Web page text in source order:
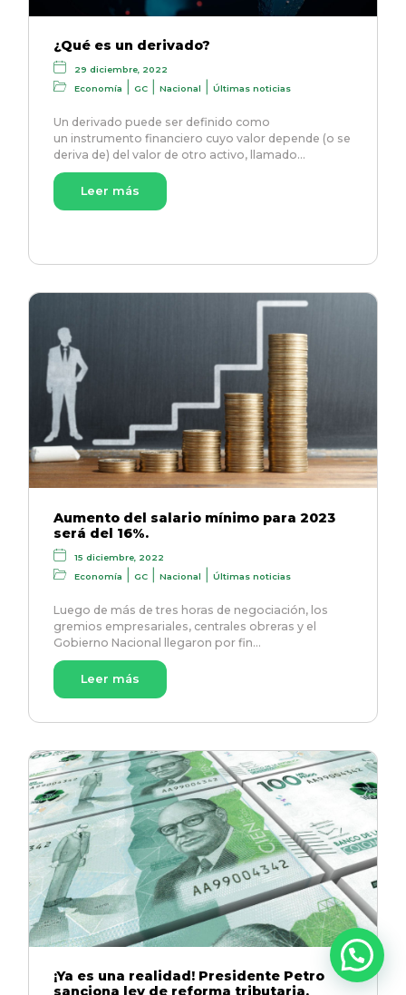
¿Qué es un derivado?
29 diciembre, 2022
Economía
|GC |Nacional |Últimas noticias
Un derivado puede ser definido como
un instrumento financiero cuyo valor depende (o se
deriva de) del valor de otro activo, llamado…
Leer más
Aumento del salario mínimo para 2023
será del 16%.
15 diciembre, 2022
Economía
|GC |Nacional |Últimas noticias
Luego de más de tres horas de negociación, los
gremios empresariales, centrales obreras y el
Gobierno Nacional llegaron por fin…
Leer más
¡Ya es una realidad! Presidente Petro
sanciona ley de reforma tributaria.